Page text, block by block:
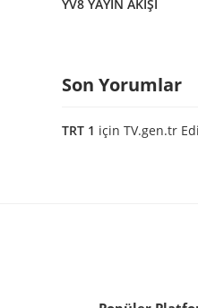
YV8 YAYIN AKIŞI
Son Yorumlar
TRT 1 için TV.gen.tr